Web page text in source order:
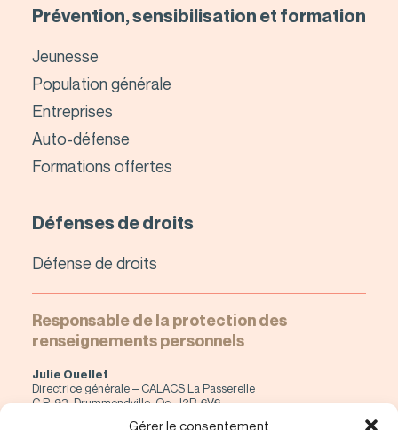
Gérer le consentement
Prévention, sensibilisation et formation
Jeunesse
Population générale
Entreprises
Auto-défense
Formations offertes
Défenses de droits
Défense de droits
Responsable de la protection des
renseignements personnels
Julie Ouellet
Directrice générale – CALACS La Passerelle
C.P. 93, Drummondville, Qc, J2B-6V6